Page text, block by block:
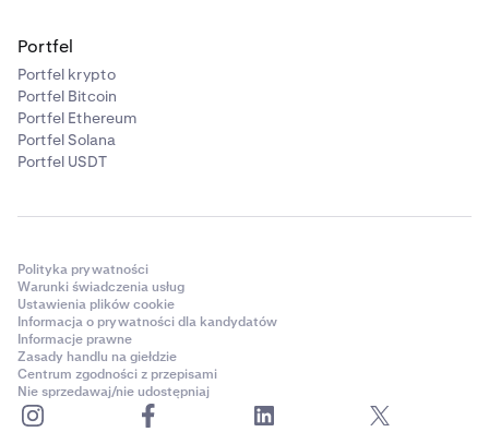
Portfel
Portfel krypto
Portfel Bitcoin
Portfel Ethereum
Portfel Solana
Portfel USDT
Polityka prywatności
Warunki świadczenia usług
Ustawienia plików cookie
Informacja o prywatności dla kandydatów
Informacje prawne
Zasady handlu na giełdzie
Centrum zgodności z przepisami
Nie sprzedawaj/nie udostępniaj